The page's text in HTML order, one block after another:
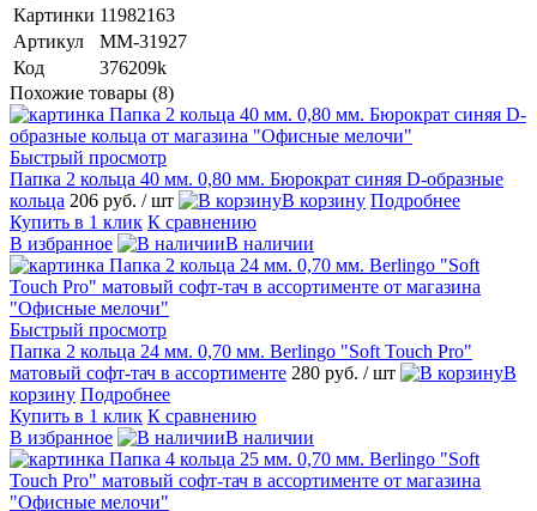
Картинки 11982163
Артикул
ММ-31927
Код
376209k
Похожие товары (8)
Быстрый просмотр
Папка 2 кольца 40 мм. 0,80 мм. Бюрократ синяя D-образные
кольца 206 руб. / шт В корзину Подробнее
Купить в 1 клик К сравнению
В избранное
В наличии
Быстрый просмотр
Папка 2 кольца 24 мм. 0,70 мм. Berlingo "Soft Touch Pro"
матовый софт-тач в ассортименте 280 руб. / шт
В
корзину Подробнее
Купить в 1 клик К сравнению
В избранное
В наличии